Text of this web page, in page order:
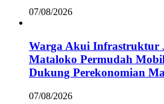
07/08/2026
Warga Akui Infrastruktur
Mataloko Permudah
Dukung Perekonomian
07/08/2026